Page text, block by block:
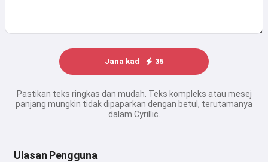
Jana kad 35
Pastikan teks ringkas dan mudah. Teks kompleks atau mesej
panjang mungkin tidak dipaparkan dengan betul, terutamanya
dalam Cyrillic.
Ulasan Pengguna